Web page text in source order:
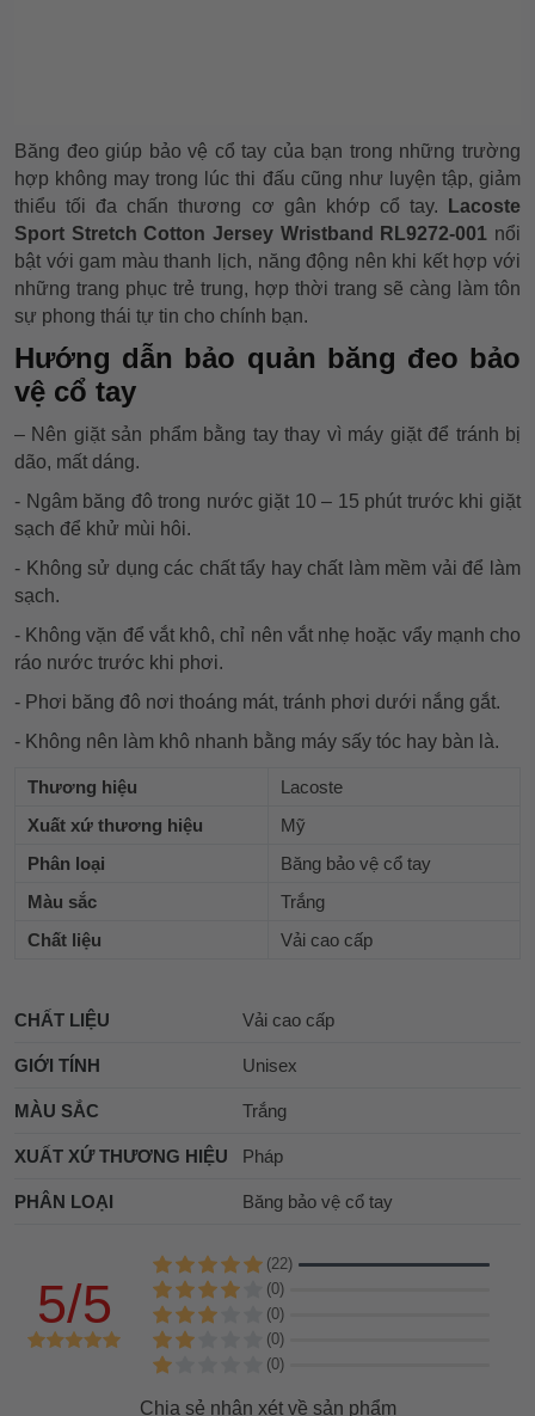
Băng đeo giúp bảo vệ cổ tay của bạn trong những trường
hợp không may trong lúc thi đấu cũng như luyện tập, giảm
thiểu tối đa chấn thương cơ gân khớp cổ tay.
Lacoste
Sport Stretch Cotton Jersey Wristband RL9272-001 nổi
bật với gam màu thanh lịch, năng động nên khi kết hợp với
những trang phục trẻ trung, hợp thời trang sẽ càng làm tôn
sự phong thái tự tin cho chính bạn.
Hướng dẫn bảo quản băng đeo bảo
vệ cổ tay
– Nên giặt sản phẩm bằng tay thay vì máy giặt để tránh bị
dão, mất dáng.
- Ngâm băng đô trong nước giặt 10 – 15 phút trước khi giặt
sạch để khử mùi hôi.
- Không sử dụng các chất tẩy hay chất làm mềm vải để làm
sạch.
- Không vặn để vắt khô, chỉ nên vắt nhẹ hoặc vẩy mạnh cho
ráo nước trước khi phơi.
- Phơi băng đô nơi thoáng mát, tránh phơi dưới nắng gắt.
- Không nên làm khô nhanh bằng máy sấy tóc hay bàn là.
Thương hiệu
Lacoste
Xuất xứ thương hiệu
Mỹ
Phân loại
Băng bảo vệ cổ tay
Màu sắc
Trắng
Chất liệu
Vải cao cấp
CHẤT LIỆU Vải cao cấp
GIỚI TÍNH Unisex
MÀU SẮC Trắng
XUẤT XỨ THƯƠNG HIỆU Pháp
PHÂN LOẠI Băng bảo vệ cổ tay
5/5
(22)
(0)
(0)
(0)
(0)
Chia sẻ nhận xét về sản phẩm